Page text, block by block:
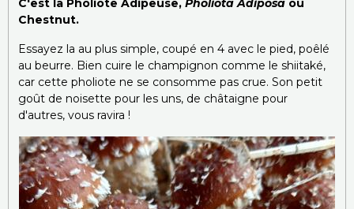
C'est la Pholiote Adipeuse, Pholiota Adiposa ou
Chestnut.
Essayez la au plus simple, coupé en 4 avec le pied, poêlé
au beurre. Bien cuire le champignon comme le shiitaké,
car cette pholiote ne se consomme pas crue. Son petit
goût de noisette pour les uns, de châtaigne pour
d'autres, vous ravira !